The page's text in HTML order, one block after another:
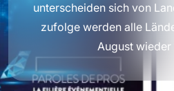
unterscheiden sich von
zufolge werden alle
August wieder